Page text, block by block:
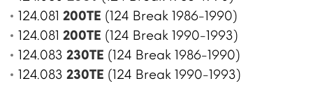
124.081 200TE (124 Break 1986-1990)
124.081 200TE (124 Break 1990-1993)
124.083 230TE (124 Break 1986-1990)
124.083 230TE (124 Break 1990-1993)